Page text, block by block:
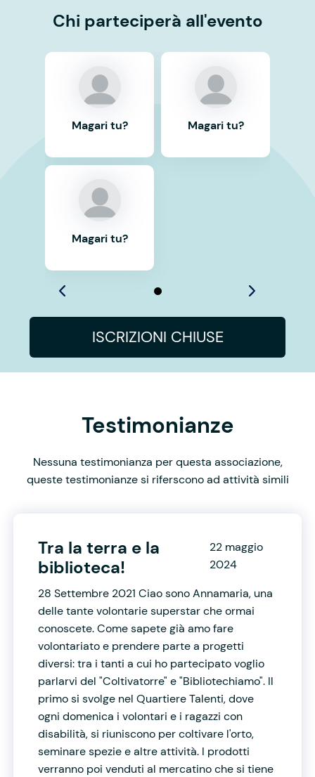
Chi parteciperà all'evento
Magari tu?
Magari tu?
Magari tu?
ISCRIZIONI CHIUSE
Testimonianze
Nessuna testimonianza per questa associazione,
queste testimonianze si riferscono ad attività simili
Tra la terra e la
biblioteca!
22 maggio
2024
28 Settembre 2021 Ciao sono Annamaria, una
delle tante volontarie superstar che ormai
conoscete. Come sapete già amo fare
volontariato e prendere parte a progetti
diversi: tra i tanti a cui ho partecipato voglio
parlarvi del "Coltivatorre" e "Bibliotechiamo". Il
primo si svolge nel Quartiere Talenti, dove
ogni domenica i volontari e i ragazzi con
disabilità, si riuniscono per coltivare l'orto,
seminare spezie e altre attività. I prodotti
verranno poi venduti al mercatino che si tiene